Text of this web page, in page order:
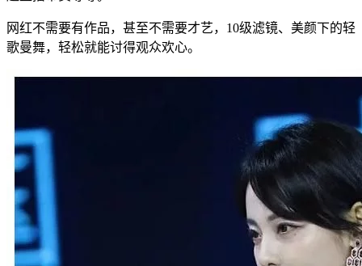
网红不需要有作品，甚至不需要才艺，10级滤镜、美颜下的轻
歌曼舞，轻松就能讨得观众欢心。